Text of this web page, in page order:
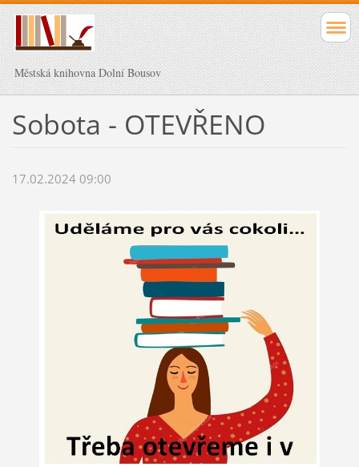
Městská knihovna Dolní Bousov
Sobota - OTEVŘENO
17.02.2024 09:00